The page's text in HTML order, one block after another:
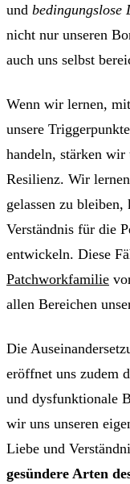
und bedingungslose
nicht nur unseren
auch uns selbst
Wenn wir lernen,
unsere
handeln, stärken wir
Resilienz. Wir
gelassen zu
Verständnis für die
entwickeln. Diese
Patchworkfamilie
allen Bereichen
Die
eröffnet uns zudem
und dysfunktionale
wir uns unseren
Liebe und
gesündere Arten